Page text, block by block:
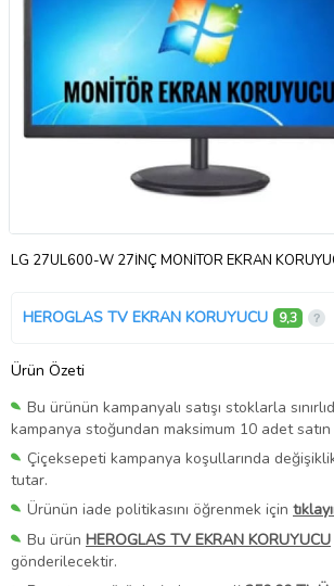
LG 27UL600-W 27İNÇ MONİTÖR EKRAN
HEROGLAS TV EKRAN KORUYUCU 9,3
Ürün Özeti
Bu ürünün kampanyalı satışı stoklarla
kampanya stoğundan maksimum 10 adet
Çiçeksepeti kampanya koşullarında
tutar.
Ürünün iade politikasını öğrenmek için
Bu ürün HEROGLAS TV EKRAN KORUYUCU
gönderilecektir.